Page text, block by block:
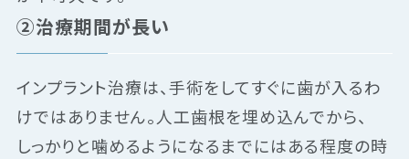
②治療期間が長い
インプラント治療は、手術をしてすぐに歯が入るわ
けではありません。人工歯根を埋め込んでから、
しっかりと噛めるようになるまでにはある程度の時